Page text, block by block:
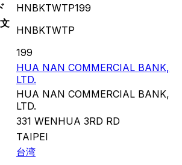
HNBKTWTP199
HNBKTWTP
199
HUA NAN COMMERCIAL BANK,
LTD.
HUA NAN COMMERCIAL BANK,
LTD.
331 WENHUA 3RD RD
TAIPEI
台湾